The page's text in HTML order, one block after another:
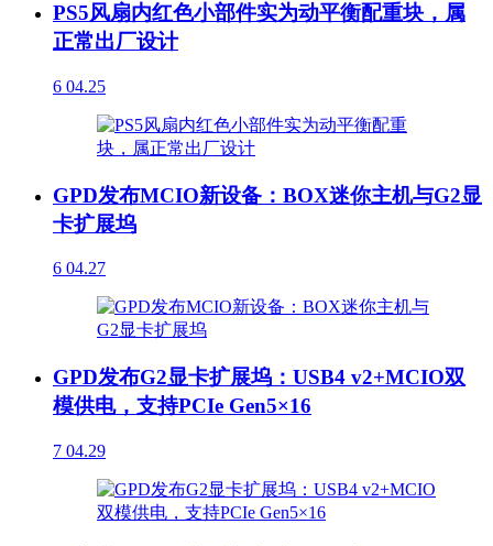
PS5风扇内红色小部件实为动平衡配重块，属
正常出厂设计
6 04.25
GPD发布MCIO新设备：BOX迷你主机与G2显
卡扩展坞
6 04.27
GPD发布G2显卡扩展坞：USB4 v2+MCIO双
模供电，支持PCIe Gen5×16
7 04.29